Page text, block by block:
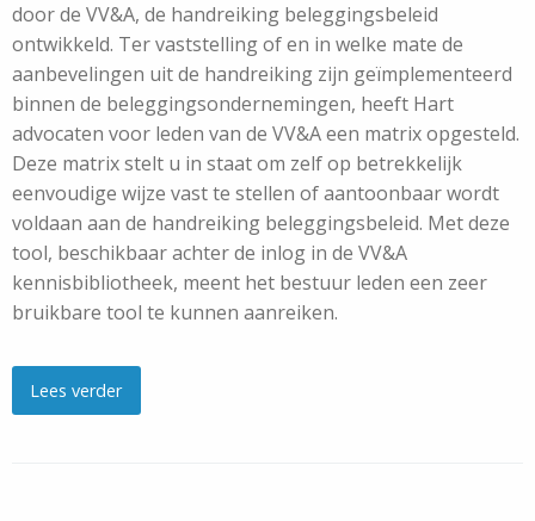
door de VV&A, de handreiking beleggingsbeleid
ontwikkeld. Ter vaststelling of en in welke mate de
aanbevelingen uit de handreiking zijn geïmplementeerd
binnen de beleggingsondernemingen, heeft Hart
advocaten voor leden van de VV&A een matrix opgesteld.
Deze matrix stelt u in staat om zelf op betrekkelijk
eenvoudige wijze vast te stellen of aantoonbaar wordt
voldaan aan de handreiking beleggingsbeleid. Met deze
tool, beschikbaar achter de inlog in de VV&A
kennisbibliotheek, meent het bestuur leden een zeer
bruikbare tool te kunnen aanreiken.
Lees verder